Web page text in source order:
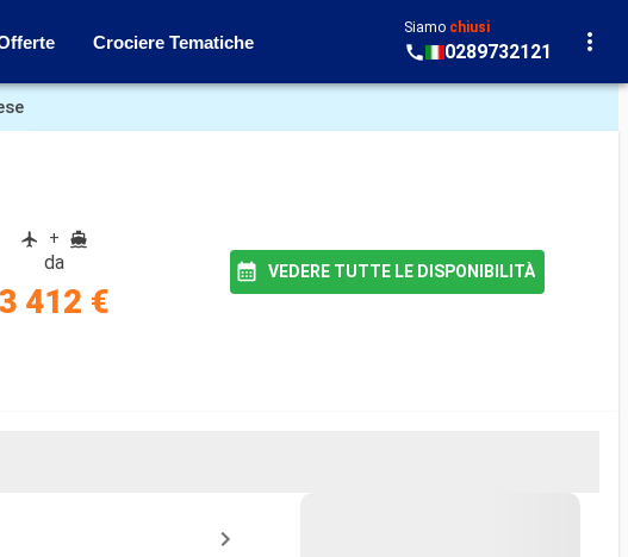
Crociere Tematiche
Siamo chiusi
0289732121
+
da
3 412 €
VEDERE TUTTE LE DISPONIBILITÀ